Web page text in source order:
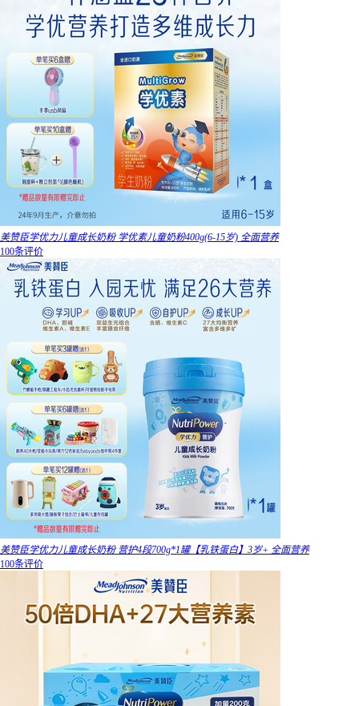
美赞臣学优力儿童成长奶粉 学优素儿童奶粉400g(6-15岁) 全面营养
100条评价
美赞臣学优力儿童成长奶粉 营护4段700g*1罐【乳铁蛋白】3岁+ 全面营养
100条评价